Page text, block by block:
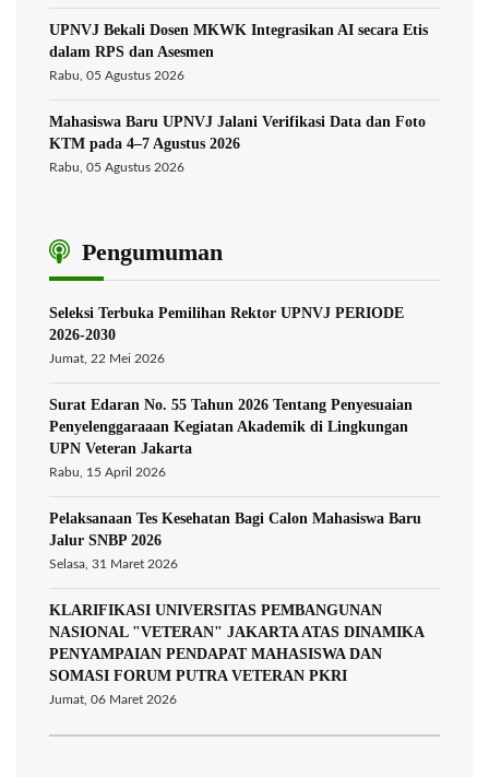
UPNVJ Bekali Dosen MKWK Integrasikan AI secara Etis
dalam RPS dan Asesmen
Rabu, 05 Agustus 2026
Mahasiswa Baru UPNVJ Jalani Verifikasi Data dan Foto
KTM pada 4–7 Agustus 2026
Rabu, 05 Agustus 2026
Pengumuman
Seleksi Terbuka Pemilihan Rektor UPNVJ PERIODE
2026-2030
Jumat, 22 Mei 2026
Surat Edaran No. 55 Tahun 2026 Tentang Penyesuaian
Penyelenggaraaan Kegiatan Akademik di Lingkungan
UPN Veteran Jakarta
Rabu, 15 April 2026
Pelaksanaan Tes Kesehatan Bagi Calon Mahasiswa Baru
Jalur SNBP 2026
Selasa, 31 Maret 2026
KLARIFIKASI UNIVERSITAS PEMBANGUNAN
NASIONAL "VETERAN" JAKARTA ATAS DINAMIKA
PENYAMPAIAN PENDAPAT MAHASISWA DAN
SOMASI FORUM PUTRA VETERAN PKRI
Jumat, 06 Maret 2026